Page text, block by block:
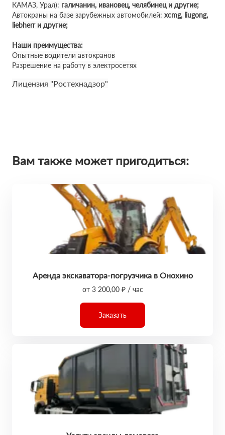
КАМАЗ, Урал): галичанин, ивановец, челябинец и другие;
Автокраны на базе зарубежных автомобилей: xcmg, liugong,
liebherr и другие;
Наши преимущества:
Опытные водители автокранов
Разрешение на работу в электросетях
Лицензия "Ростехнадзор"
Вам также может пригодиться:
Аренда экскаватора-погрузчика в Онохино
от 3 200,00 ₽ / час
Заказать